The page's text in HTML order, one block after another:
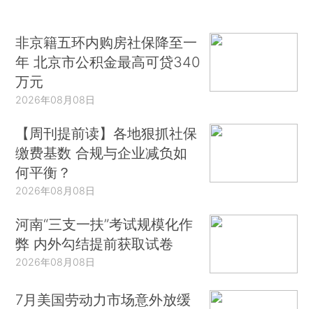
非京籍五环内购房社保降至一
年 北京市公积金最高可贷340
万元
2026年08月08日
【周刊提前读】各地狠抓社保
缴费基数 合规与企业减负如
何平衡？
2026年08月08日
河南“三支一扶”考试规模化作
弊 内外勾结提前获取试卷
2026年08月08日
7月美国劳动力市场意外放缓